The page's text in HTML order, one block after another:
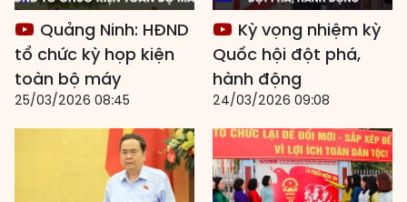
Quảng Ninh: HĐND
tổ chức kỳ họp kiện
toàn bộ máy
25/03/2026 08:45
Kỳ vọng nhiệm kỳ
Quốc hội đột phá,
hành động
24/03/2026 09:08